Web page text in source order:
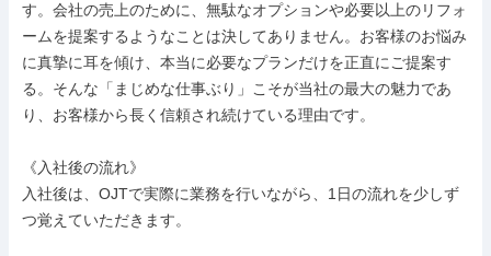
す。会社の売上のために、無駄なオプションや必要以上のリフォ
ームを提案するようなことは決してありません。お客様のお悩み
に真摯に耳を傾け、本当に必要なプランだけを正直にご提案す
る。そんな「まじめな仕事ぶり」こそが当社の最大の魅力であ
り、お客様から長く信頼され続けている理由です。
《入社後の流れ》
入社後は、OJTで実際に業務を行いながら、1日の流れを少しず
つ覚えていただきます。